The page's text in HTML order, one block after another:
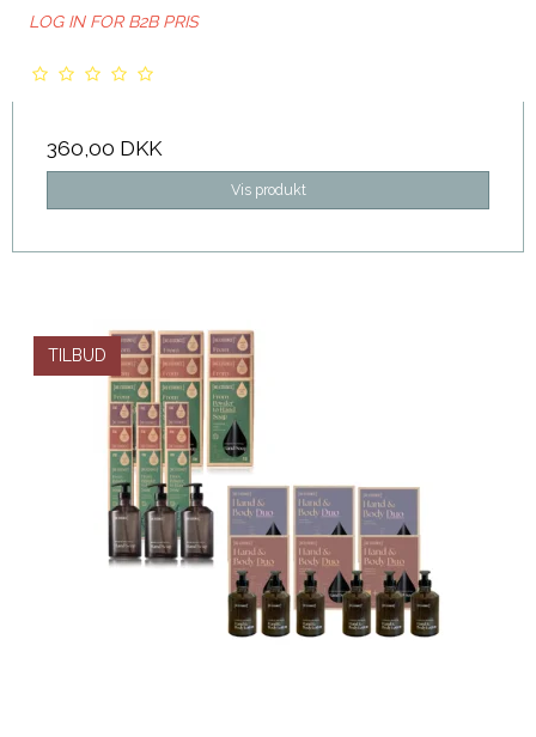
LOG IN FOR B2B PRIS
360,00 DKK
Vis produkt
TILBUD